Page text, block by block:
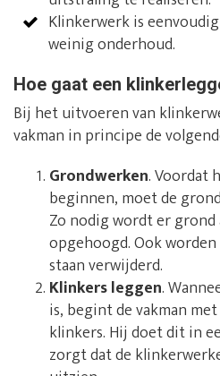
Klinkerwerk is
weinig onderhoud.
Hoe gaat een
Bij het uitvoeren van
vakman in principe de
Grondwerken. Voordat
beginnen, moet de
Zo nodig wordt er
opgehoogd. Ook
staan verwijderd.
Klinkers leggen.
is, begint de vakman
klinkers. Hij doet dit in
zorgt dat de